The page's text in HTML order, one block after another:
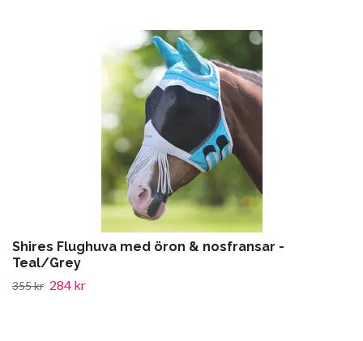
Shires Flughuva med öron & nosfransar -
Teal/Grey
355 kr 284 kr